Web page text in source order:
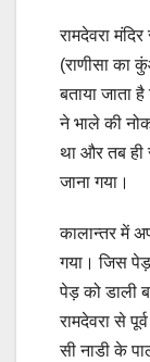
रामदेवरा
(राणीसा का
बताया जाता
ने भाले की
था और तब
जाना गया।
कालान्तर में
गया। जिस पेड़
पेड़ को डाली
रामदेवरा से
सी नाडी के